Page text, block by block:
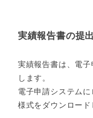
実績報告書の提
実績報告書は、電
します。
電子申請システム
様式をダウンロード